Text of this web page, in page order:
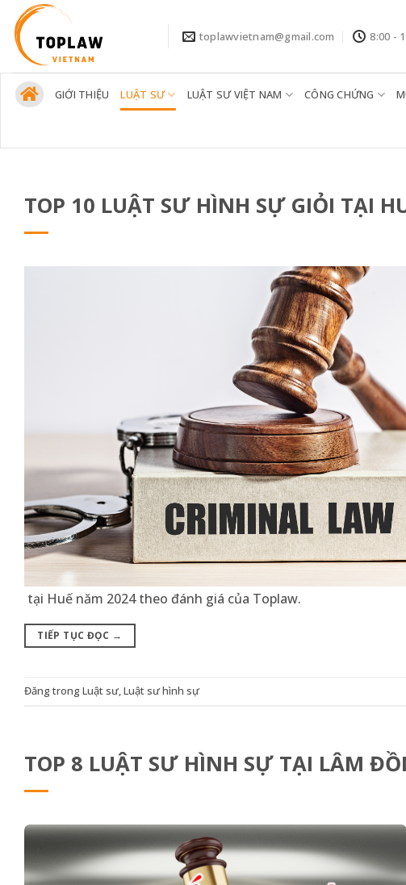
qua
nội
dung
toplawvietnam@gmail.com 8:00 -
GIỚI THIỆU LUẬT SƯ LUẬT SƯ VIỆT NAM CÔNG CHỨNG
TOP 10 LUẬT SƯ HÌNH SỰ GIỎI TẠI
tại Huế năm 2024 theo đánh giá của Toplaw.
TIẾP TỤC ĐỌC →
Đăng trongLuật sư,Luật sư hình sự
TOP 8 LUẬT SƯ HÌNH SỰ TẠI LÂM